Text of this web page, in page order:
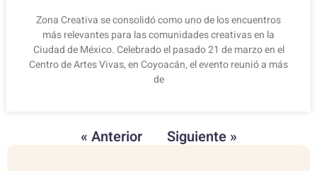
Zona Creativa se consolidó como uno de los encuentros
más relevantes para las comunidades creativas en la
Ciudad de México. Celebrado el pasado 21 de marzo en el
Centro de Artes Vivas, en Coyoacán, el evento reunió a más
de
« Anterior Siguiente »